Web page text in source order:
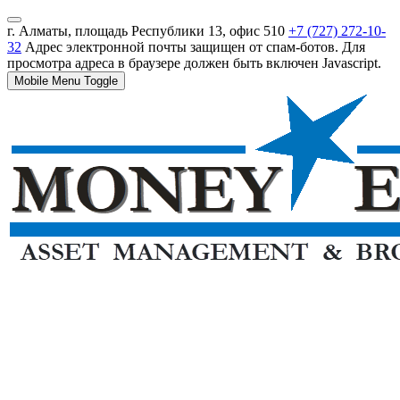
г. Алматы, площадь Республики 13, офис 510 +7 (727) 272-10-
32 Адрес электронной почты защищен от спам-ботов. Для
просмотра адреса в браузере должен быть включен Javascript.
Mobile Menu Toggle